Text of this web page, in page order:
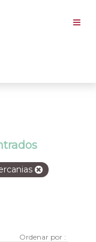
Ordenar por